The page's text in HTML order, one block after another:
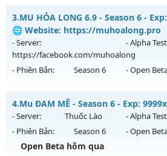
Thể loại: Mu Nguyên bản Webzen
Antihack: Antihack
Mu Viêt Plus SS6 - Tiêu phí tích lũy,
Mu mới ra tháng 08 2026 - Mở máy
ngày 04/08/2626
Exp: 9999x - Drop: 90%
Thể loại: Mu Bán Đồ Full Trong Shop
Antihack: Phoenix 2026
3.MU HỎA LONG 6.9 - Season 6 -
🌐 Website: https://muhoalong.pro
- Server:
https://facebook.com/muhoalong
- Alpha
- Phiên Bản: Season 6 - Open
MU HỎA LONG 6.9 - 🌐 Website:
Mu mới ra tháng 08 2026 - Mở máy
https://facebook.com/muhoalong
4.Mu ĐAM MÊ - Season 6 - Exp:
- Server: Thuốc Lào - Alpha
- Phiên Bản:
Season 6 - Open
Open Beta hôm qua